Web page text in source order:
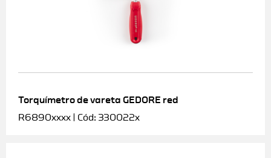
Torquímetro de vareta GEDORE red
R6890xxxx | Cód: 330022x